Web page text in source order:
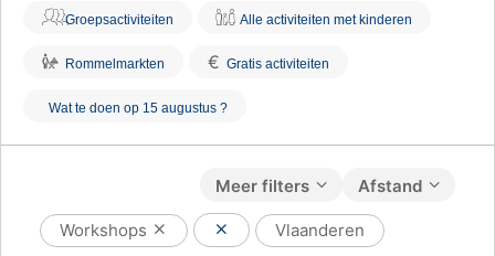
Groepsactiviteiten Alle activiteiten met kinderen
Rommelmarkten € Gratis activiteiten
Wat te doen op 15 augustus ?
Afstand
Meer filters
Workshops Vlaanderen